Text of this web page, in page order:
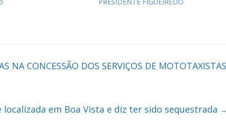
NA CONCESSÃO DOS SERVIÇOS DE MOTOTAXISTAS
localizada em Boa Vista e diz ter sido sequestrada